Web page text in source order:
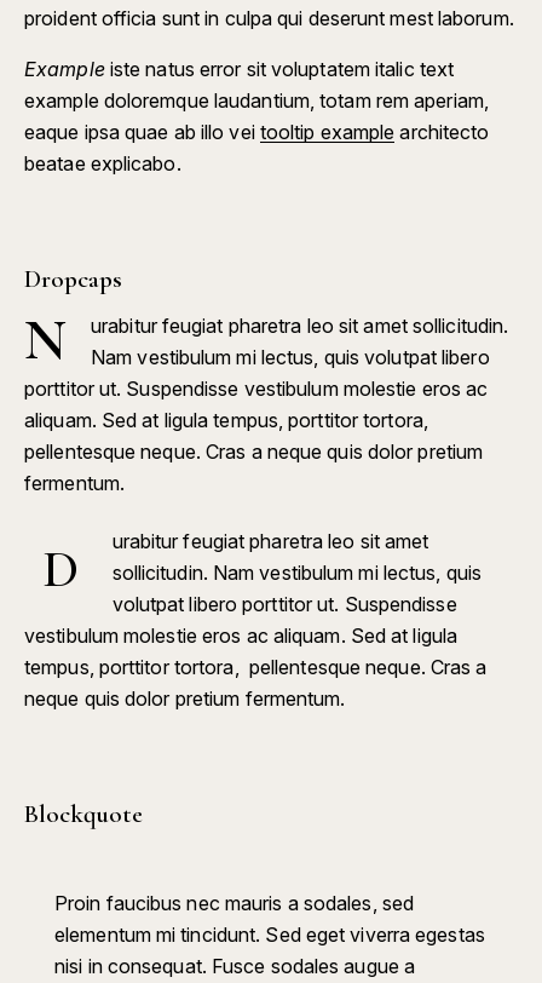
proident officia sunt in culpa qui deserunt mest laborum.
Exampleiste natus error sit voluptatem italic text
example doloremque laudantium, totam rem aperiam,
eaque ipsa quae ab illo vei tooltip example architecto
beatae explicabo.
Dropcaps
N
urabitur feugiat pharetra leo sit amet sollicitudin.
Nam vestibulum mi lectus, quis volutpat libero
porttitor ut. Suspendisse vestibulum molestie eros ac
aliquam. Sed at ligula tempus, porttitor tortora,
pellentesque neque. Cras a neque quis dolor pretium
fermentum.
D
urabitur feugiat pharetra leo sit amet
sollicitudin. Nam vestibulum mi lectus, quis
volutpat libero porttitor ut. Suspendisse
vestibulum molestie eros ac aliquam. Sed at ligula
tempus, porttitor tortora, pellentesque neque. Cras a
neque quis dolor pretium fermentum.
Blockquote
Proin faucibus nec mauris a sodales, sed
elementum mi tincidunt. Sed eget viverra egestas
nisi in consequat. Fusce sodales augue a